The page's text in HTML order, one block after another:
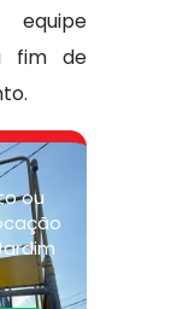
fim de
ou